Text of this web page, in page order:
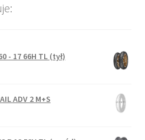
- 17 66H TL (tył)
ADV 2 M+S